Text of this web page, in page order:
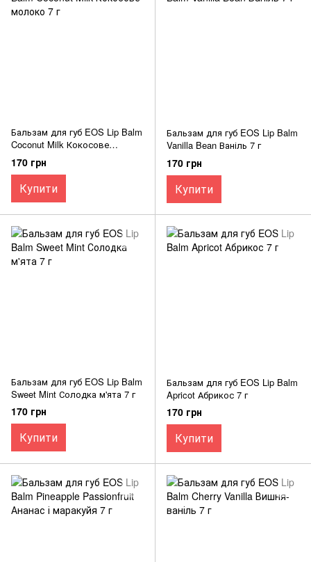
Бальзам для губ EOS Lip Balm
Coconut Milk Кокосове
молоко 7 г
170 грн
Купити
Бальзам для губ EOS Lip Balm
Vanilla Bean Ваніль 7 г
170 грн
Купити
Бальзам для губ EOS Lip Balm
Sweet Mint Солодка м'ята 7 г
170 грн
Купити
Бальзам для губ EOS Lip Balm
Apricot Абрикос 7 г
170 грн
Купити